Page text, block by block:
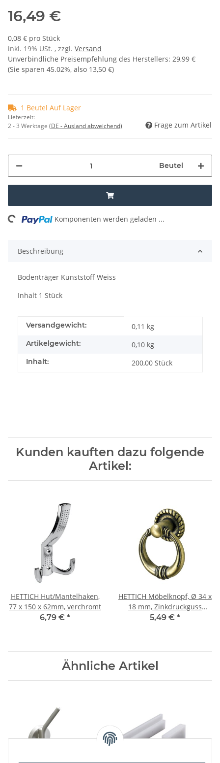
16,49 €
0,08 € pro Stück
inkl. 19% USt. , zzgl. Versand
Unverbindliche Preisempfehlung des Herstellers: 29,99 €
(Sie sparen 45.02%, also 13,50 €)
1 Beutel Auf Lager
Lieferzeit:
2 - 3 Werktage (DE - Ausland abweichend) Frage zum Artikel
Beutel
Komponenten werden geladen ...
Beschreibung
Bodenträger Kunststoff Weiss
Inhalt 1 Stück
Produkteigenschaft
Wert
Versandgewicht: 0,11 kg
Artikelgewicht: 0,10 kg
Inhalt: 200,00 Stück
Kunden kauften dazu folgende
Artikel:
HETTICH Hut/Mantelhaken,
77 x 150 x 62mm, verchromt
6,79 € *
HETTICH Möbelknopf, Ø 34 x
18 mm, Zinkdruckguss
vermessingt brüniert
5,49 € *
Ähnliche Artikel